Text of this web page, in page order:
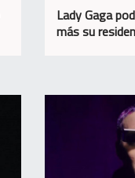
Lady Gaga
más su